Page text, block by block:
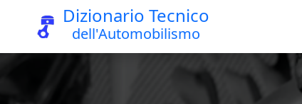
Dizionario Tecnico
dell'Automobilismo